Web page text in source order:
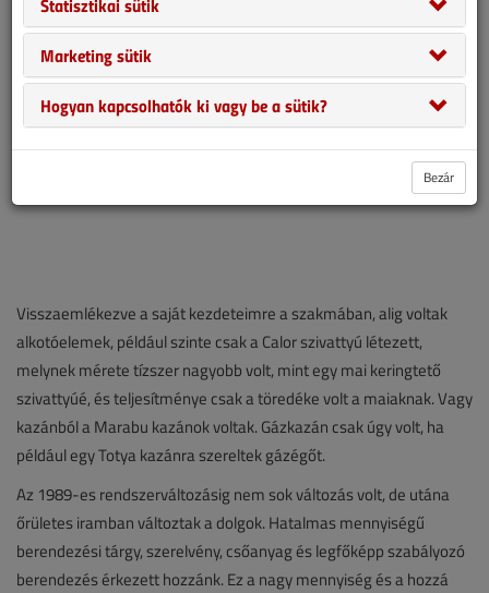
Visszaemlékezve a saját kezdeteimre a szakmában, alig voltak
alkotóelemek, például szinte csak a Calor szivattyú létezett,
melynek mérete tízszer nagyobb volt, mint egy mai keringtető
szivattyúé, és teljesítménye csak a töredéke volt a maiaknak. Vagy
kazánból a Marabu kazánok voltak. Gázkazán csak úgy volt, ha
például egy Totya kazánra szereltek gázégőt.
Az 1989-es rendszerváltozásig nem sok változás volt, de utána
őrületes iramban változtak a dolgok. Hatalmas mennyiségű
berendezési tárgy, szerelvény, csőanyag és legfőképp szabályozó
berendezés érkezett hozzánk. Ez a nagy mennyiség és a hozzá
Marketing sütik
Hogyan kapcsolhatók ki vagy be a sütik?
Bezár